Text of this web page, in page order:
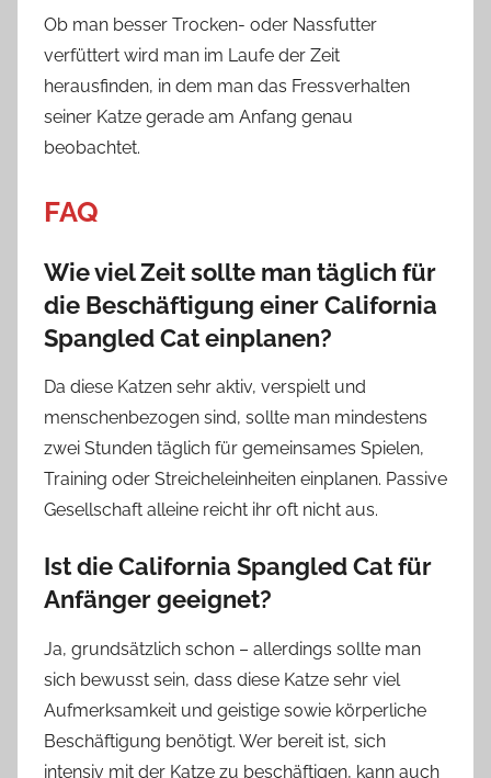
Ob man besser Trocken- oder Nassfutter
verfüttert wird man im Laufe der Zeit
herausfinden, in dem man das Fressverhalten
seiner Katze gerade am Anfang genau
beobachtet.
FAQ
Wie viel Zeit sollte man täglich für
die Beschäftigung einer California
Spangled Cat einplanen?
Da diese Katzen sehr aktiv, verspielt und
menschenbezogen sind, sollte man mindestens
zwei Stunden täglich für gemeinsames Spielen,
Training oder Streicheleinheiten einplanen. Passive
Gesellschaft alleine reicht ihr oft nicht aus.
Ist die California Spangled Cat für
Anfänger geeignet?
Ja, grundsätzlich schon – allerdings sollte man
sich bewusst sein, dass diese Katze sehr viel
Aufmerksamkeit und geistige sowie körperliche
Beschäftigung benötigt. Wer bereit ist, sich
intensiv mit der Katze zu beschäftigen, kann auch